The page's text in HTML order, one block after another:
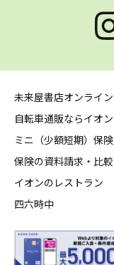
未来屋書店オンライ
自転車通販ならイオ
ミニ（少額短期）保
保険の資料請求・比
イオンのレストラン
四六時中